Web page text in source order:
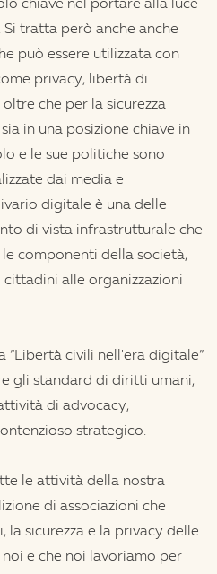
chiave nel portare alla luce
tratta però anche anche
può essere utilizzata con
privacy, libertà di
che per la sicurezza
in una posizione chiave in
e le sue politiche sono
dai media e
digitale è una delle
di vista infrastrutturale che
componenti della società,
alle organizzazioni
civili nell'era digitale”
gli standard di diritti umani,
di advocacy,
strategico.
le attività della nostra
di associazioni che
la sicurezza e la privacy delle
e che noi lavoriamo per